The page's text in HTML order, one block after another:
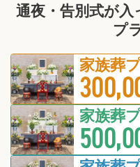
通夜・告別式が入
プ
家族葬
家族葬